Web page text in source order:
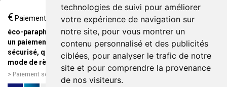
technologies de suivi pour améliorer
votre expérience de navigation sur
notre site, pour vous montrer un
contenu personnalisé et des publicités
ciblées, pour analyser le trafic de notre
site et pour comprendre la provenance
de nos visiteurs.
€ Paiement
éco-parapharmacie.fr offre
un paiement entièrement
sécurisé, quel que soit le
mode de règlement
Paiement sécurisé et simple
Livraison / Point retrait
Commandez en ligne et
recevez votre commande
rapidement chez vous ou en
point retrait
Livraison chez vous ou en